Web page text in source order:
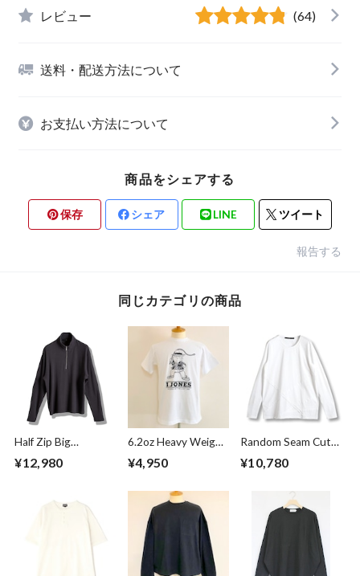
レビュー (64)
送料・配送方法について
お支払い方法について
商品をシェアする
保存 シェア LINE ツイート
報告する
同じカテゴリの商品
Half Zip Big
Pullover Gray
¥12,980
6.2oz Heavy Weight
T-shirts FRP-0038
¥4,950
Random Seam Cut
Off Crew Neck L/S
T-shirts White
¥10,780